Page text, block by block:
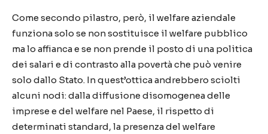
Come secondo pilastro, però, il welfare aziendale
funziona solo se non sostituisce il welfare pubblico
ma lo affianca e se non prende il posto di una politica
dei salari e di contrasto alla povertà che può venire
solo dallo Stato. In quest’ottica andrebbero sciolti
alcuni nodi: dalla diffusione disomogenea delle
imprese e del welfare nel Paese, il rispetto di
determinati standard, la presenza del welfare